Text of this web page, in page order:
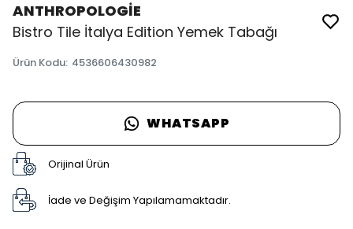
ANTHROPOLOGİE
Bistro Tile İtalya Edition Yemek Tabağı
Ürün Kodu: 4536606430982
WHATSAPP
Orijinal Ürün
İade ve Değişim Yapılamamaktadır.